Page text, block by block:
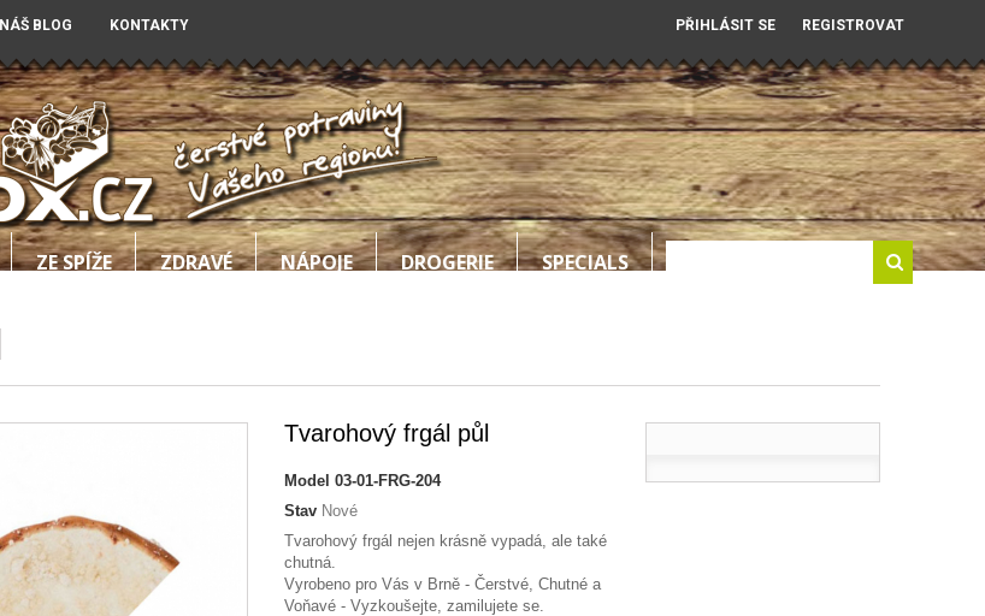
NÁŠ BLOG KONTAKTY PŘIHLÁSIT SE REGISTROVAT
ZE SPÍŽE ZDRAVÉ NÁPOJE DROGERIE SPECIALS
Tvarohový frgál půl
Model 03-01-FRG-204
Stav Nové
Tvarohový frgál nejen krásně vypadá, ale také
chutná.
Vyrobeno pro Vás v Brně - Čerstvé, Chutné a
Voňavé - Vyzkoušejte, zamilujete se.